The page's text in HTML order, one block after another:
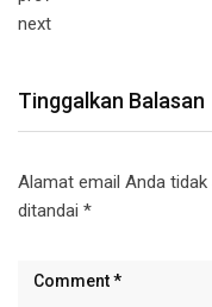
next
Tinggalkan Balasan
Alamat email Anda tidak
ditandai *